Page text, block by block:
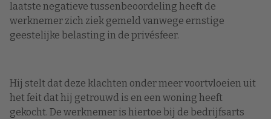
laatste negatieve tussenbeoordeling heeft de
werknemer zich ziek gemeld vanwege ernstige
geestelijke belasting in de privésfeer.
Hij stelt dat deze klachten onder meer voortvloeien uit
het feit dat hij getrouwd is en een woning heeft
gekocht. De werknemer is hiertoe bij de bedrijfsarts